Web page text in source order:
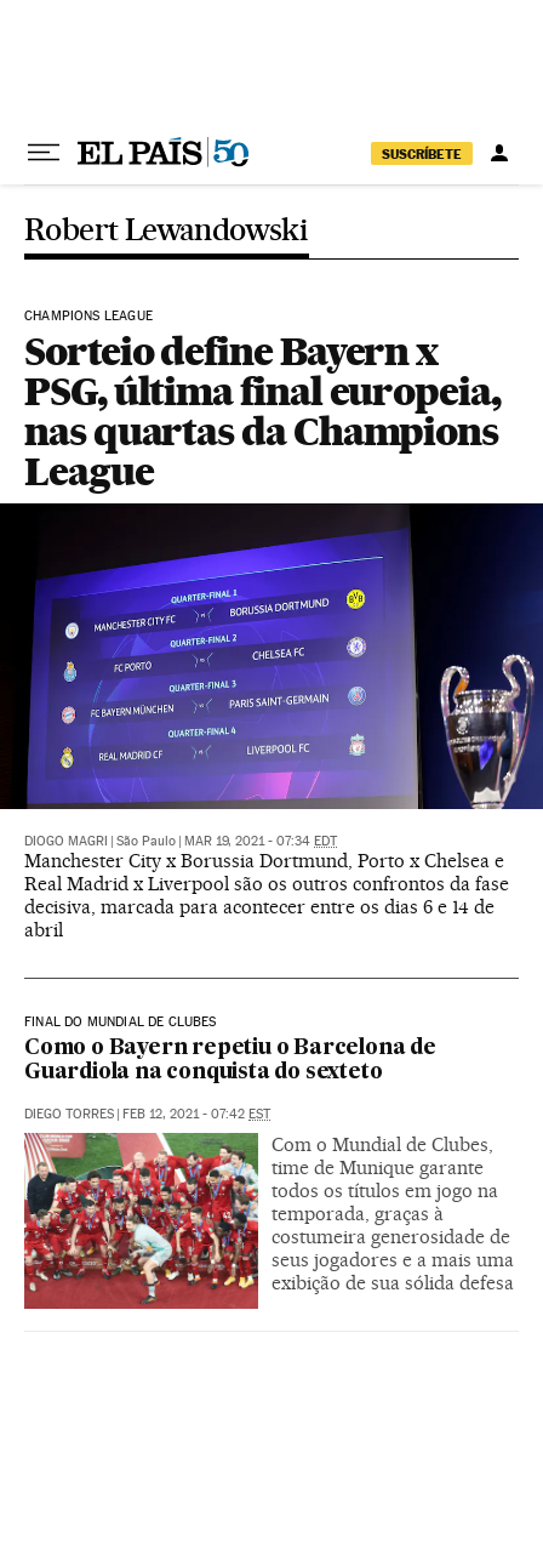
SUSCRÍBETE
Robert Lewandowski
CHAMPIONS LEAGUE
Sorteio define Bayern x
PSG, última final europeia,
nas quartas da Champions
League
DIOGO MAGRI São Paulo MAR 19, 2021 - 07:34 EDT
Manchester City x Borussia Dortmund, Porto x Chelsea e
Real Madrid x Liverpool são os outros confrontos da fase
decisiva, marcada para acontecer entre os dias 6 e 14 de
abril
FINAL DO MUNDIAL DE CLUBES
Como o Bayern repetiu o Barcelona de
Guardiola na conquista do sexteto
DIEGO TORRES FEB 12, 2021 - 07:42 EST
Com o Mundial de Clubes,
time de Munique garante
todos os títulos em jogo na
temporada, graças à
costumeira generosidade de
seus jogadores e a mais uma
exibição de sua sólida defesa